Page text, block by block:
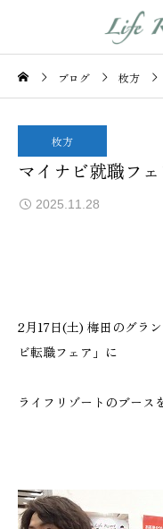
ブログ 枚方
枚方
マイナビ就職フ
2025.11.28
2月17日(土) 梅田のグラ
ビ転職フェア」に
ライフリゾートのブース